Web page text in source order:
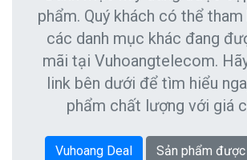
phẩm. Quý khách có thể
các danh mục khác đang
mãi tại Vuhoangtelecom.
link bên dưới để tìm hiểu
phẩm chất lượng với giá
Vuhoang Deal Sản phẩm